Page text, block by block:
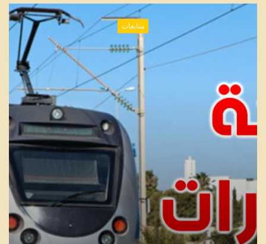
متابعات